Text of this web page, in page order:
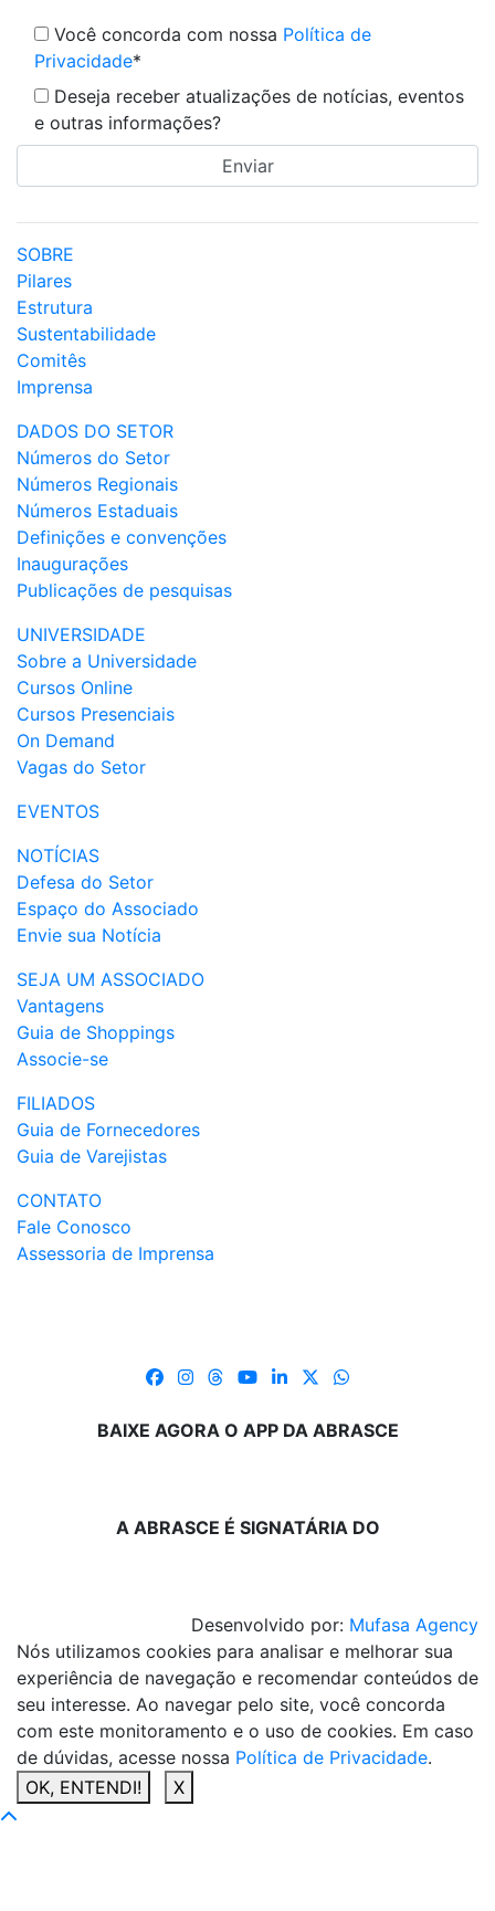
Você concorda com nossa Política de
Privacidade*
Deseja receber atualizações de notícias, eventos
e outras informações?
SOBRE
Pilares
Estrutura
Sustentabilidade
Comitês
Imprensa
DADOS DO SETOR
Números do Setor
Números Regionais
Números Estaduais
Definições e convenções
Inaugurações
Publicações de pesquisas
UNIVERSIDADE
Sobre a Universidade
Cursos Online
Cursos Presenciais
On Demand
Vagas do Setor
EVENTOS
NOTÍCIAS
Defesa do Setor
Espaço do Associado
Envie sua Notícia
SEJA UM ASSOCIADO
Vantagens
Guia de Shoppings
Associe-se
FILIADOS
Guia de Fornecedores
Guia de Varejistas
CONTATO
Fale Conosco
Assessoria de Imprensa
BAIXE AGORA O APP DA ABRASCE
A ABRASCE É SIGNATÁRIA DO
Desenvolvido por: Mufasa Agency
Nós utilizamos cookies para analisar e melhorar sua
experiência de navegação e recomendar conteúdos de
seu interesse. Ao navegar pelo site, você concorda
com este monitoramento e o uso de cookies. Em caso
de dúvidas, acesse nossa Política de Privacidade.
OK, ENTENDI!
X